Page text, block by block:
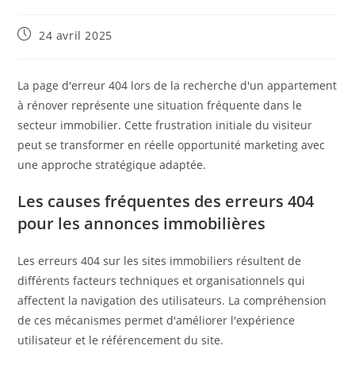
Publication
24 avril 2025
La page d'erreur 404 lors de la recherche d'un appartement
à rénover représente une situation fréquente dans le
secteur immobilier. Cette frustration initiale du visiteur
peut se transformer en réelle opportunité marketing avec
une approche stratégique adaptée.
Les causes fréquentes des erreurs 404
pour les annonces immobilières
Les erreurs 404 sur les sites immobiliers résultent de
différents facteurs techniques et organisationnels qui
affectent la navigation des utilisateurs. La compréhension
de ces mécanismes permet d'améliorer l'expérience
utilisateur et le référencement du site.